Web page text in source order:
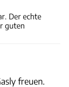
Der echte
guten
freuen.